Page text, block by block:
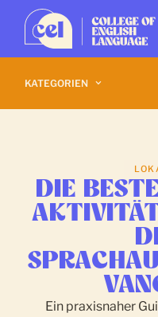
KATEGORIEN
DIE
Ein praxisnaher